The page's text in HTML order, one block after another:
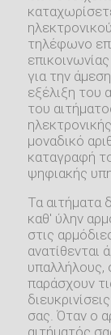
τηλέφωνο
για την
εξέλιξη του
του
μοναδικό
καταγραφή
ψηφιακής
Τα αιτήματα
καθ' ύλην
στις
ανατίθενται
υπαλλήλους,
παράσχουν
σας. Όταν ο
αιτήματός